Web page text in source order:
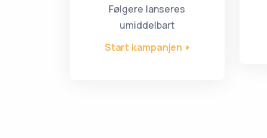
Følgere lanseres
umiddelbart
Start kampanjen